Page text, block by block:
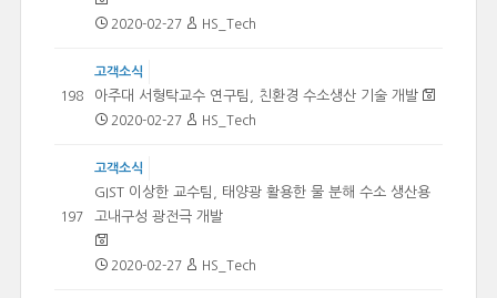
2020-02-27 HS_Tech
198
고객소식
아주대 서형탁교수 연구팀, 친환경 수소생산 기술 개발
2020-02-27 HS_Tech
197
고객소식
GIST 이상한 교수팀, 태양광 활용한 물 분해 수소 생산용
고내구성 광전극 개발
2020-02-27 HS_Tech